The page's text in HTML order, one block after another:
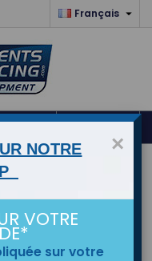
Français 
 shopping_cart0
×
NOTRE
VOTRE
sur votre